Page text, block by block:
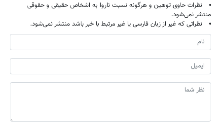
نظرات حاوی توهین و هرگونه نسبت ناروا به اشخاص حقیقی و حقوقی
منتشر نمی‌شود.
نظراتی که غیر از زبان فارسی یا غیر مرتبط با خبر باشد منتشر نمی‌شود.